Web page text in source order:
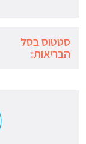
סטטוס בסל
הבריאות: